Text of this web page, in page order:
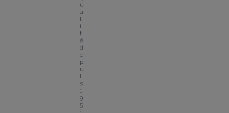
u
a
l
i
t
é
d
e
p
u
i
s
1
9
5